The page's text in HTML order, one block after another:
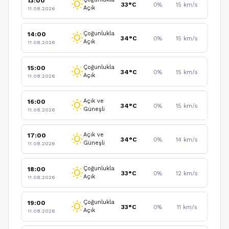
11.08.2026 wb_sunnyAçık
33°C 0% 15 km/s
14:00
11.08.2026 wb_sunnyÇoğunlukla
Açık
34°C 0% 15 km/s
15:00
11.08.2026 wb_sunnyÇoğunlukla
Açık
34°C 0% 15 km/s
16:00
11.08.2026 wb_sunnyAçık ve
Güneşli
34°C 0% 15 km/s
17:00
11.08.2026 wb_sunnyAçık ve
Güneşli
34°C 0% 14 km/s
18:00
11.08.2026 wb_sunnyÇoğunlukla
Açık
33°C 0% 12 km/s
19:00
11.08.2026 wb_sunnyÇoğunlukla
Açık
33°C 0% 11 km/s